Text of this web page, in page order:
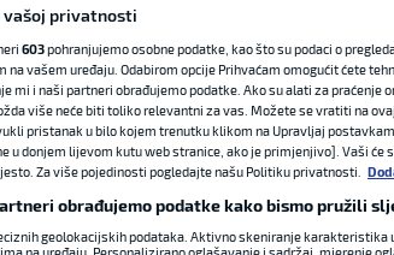
OGLAS
vašoj privatnosti
603pohranjujemo osobne podatke, kao što su podaci o
na vašem uređaju. Odabirom opcije Prihvaćam omogućit ćete
mi i naši partneri obrađujemo podatke. Ako su alati za praćenje
više neće biti toliko relevantni za vas. Možete se vratiti na
pristanak u bilo kojem trenutku klikom na Upravljaj
u donjem lijevom kutu web stranice, ako je primjenjivo]. Vaši će
Za više pojedinosti pogledajte našu Politiku privatnosti.
obrađujemo podatke kako bismo pružili
geolokacijskih podataka. Aktivno skeniranje
na uređaju. Personalizirano oglašavanje i sadržaj, mjerenje